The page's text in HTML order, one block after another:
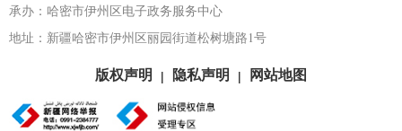
承办：哈密市伊州区电子政务服务中心
地址：新疆哈密市伊州区丽园街道松树塘路1号
版权声明 | 隐私声明 | 网站地图